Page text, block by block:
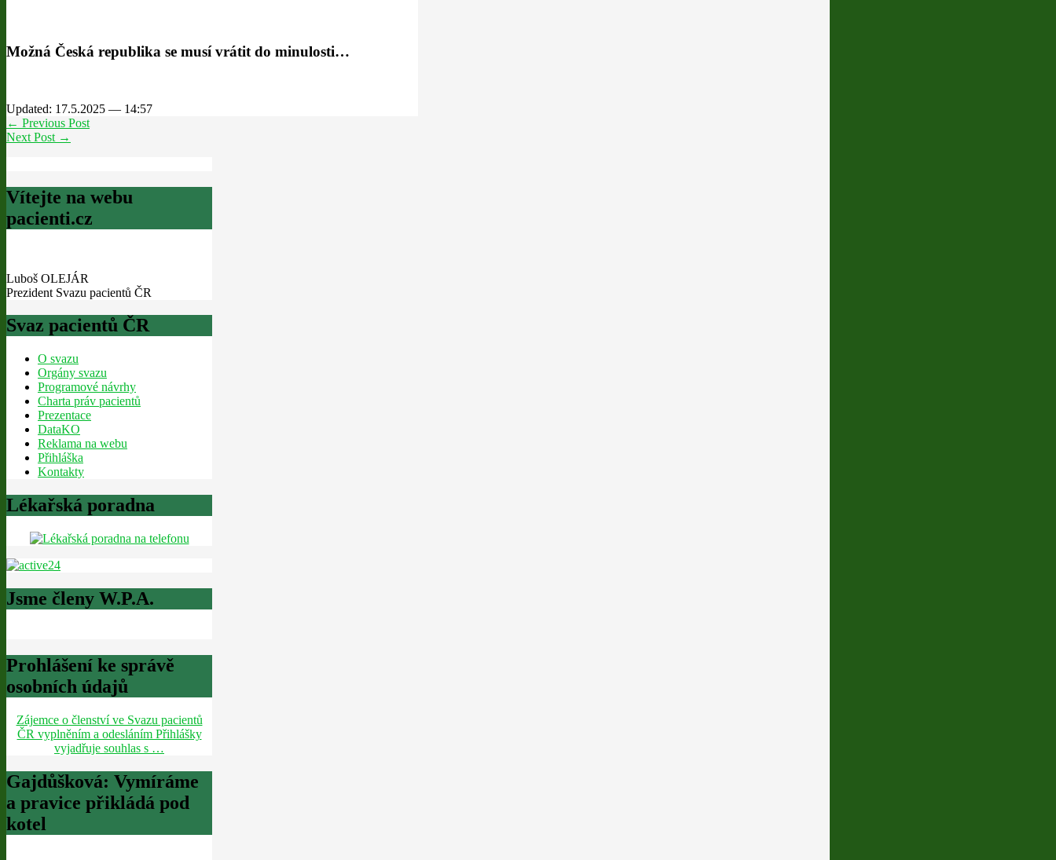
Možná Česká republika se musí vrátit do minulosti…
Updated: 17.5.2025 — 14:57
← Previous Post
Next Post →
Vítejte na webu
pacienti.cz
Luboš OLEJÁR
Prezident Svazu pacientů ČR
Svaz pacientů ČR
O svazu
Orgány svazu
Programové návrhy
Charta práv pacientů
Prezentace
DataKO
Reklama na webu
Přihláška
Kontakty
Lékařská poradna
Jsme členy W.P.A.
Prohlášení ke správě
osobních údajů
Zájemce o členství ve Svazu pacientů
ČR vyplněním a odesláním Přihlášky
vyjadřuje souhlas s …
Gajdůšková: Vymíráme
a pravice přikládá pod
kotel